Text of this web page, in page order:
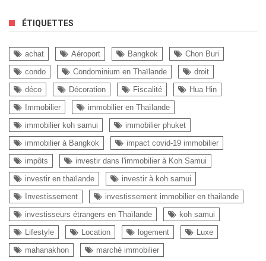
ÉTIQUETTES
achat Aéroport Bangkok
Chon Buri
condo
Condominium en Thaïlande
droit
déco
Décoration Fiscalité
Hua Hin
Immobilier
immobilier en Thaïlande
immobilier koh samui
immobilier phuket
immobilier à Bangkok
impact covid-19 immobilier
impôts
investir dans l'immobilier à Koh Samui
investir en thaïlande
investir à koh samui
Investissement
investissement immobilier en thailande
investisseurs étrangers en Thaïlande
koh samui
Lifestyle
Location logement
Luxe
mahanakhon
marché immobilier